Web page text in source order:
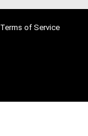
Terms of Service